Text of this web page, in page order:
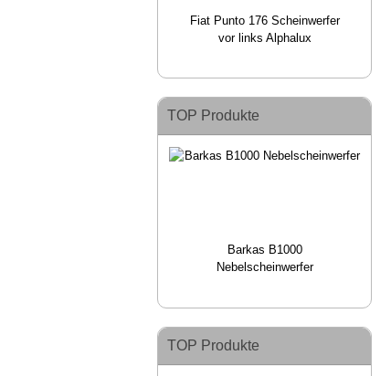
Fiat Punto 176 Scheinwerfer
vor links Alphalux
TOP Produkte
Barkas B1000
Nebelscheinwerfer
TOP Produkte